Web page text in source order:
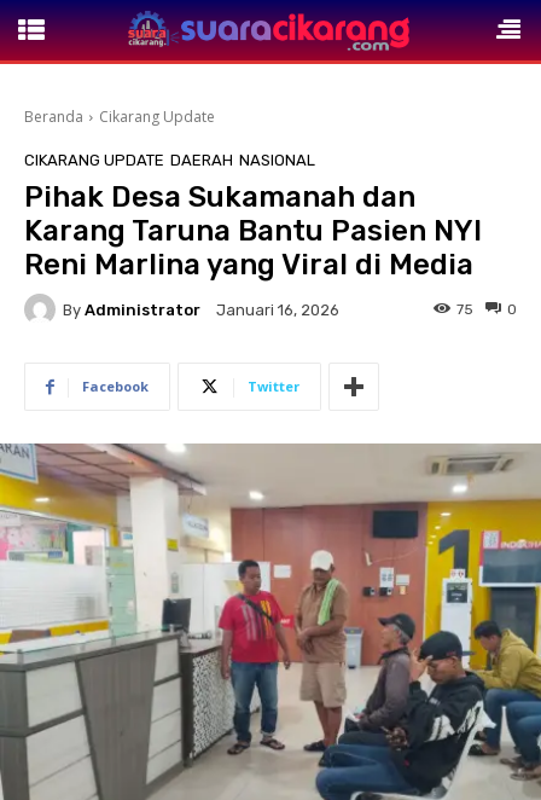
Beranda Cikarang Update
CIKARANG UPDATE DAERAH NASIONAL
Pihak Desa Sukamanah dan
Karang Taruna Bantu Pasien NYI
Reni Marlina yang Viral di Media
By Administrator Januari 16, 2026 0
75
Facebook Twitter